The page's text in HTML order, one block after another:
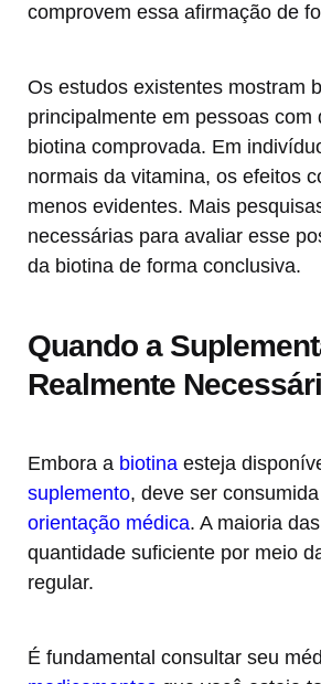
comprovem essa afirmação de
Os estudos existentes mostram
principalmente em pessoas com
biotina comprovada. Em
normais da vitamina, os efeitos
menos evidentes. Mais
necessárias para avaliar esse
da biotina de forma conclusiva.
Quando a
Realmente
Embora a biotina esteja
suplemento, deve ser
orientação médica. A maioria
quantidade suficiente por meio
regular.
É fundamental consultar seu